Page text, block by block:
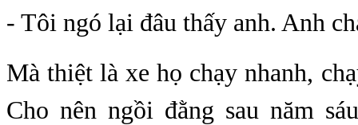
- Tôi ngó lại đâu thấy anh. Anh
Mà thiệt là xe họ chạy nhanh,
Cho nên ngồi đằng sau năm